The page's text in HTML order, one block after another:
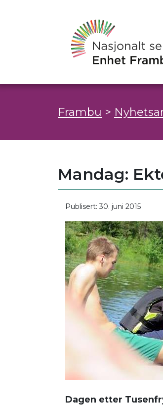
Frambu >
Mandag:
Publisert: 30. juni 2015
Dagen etter